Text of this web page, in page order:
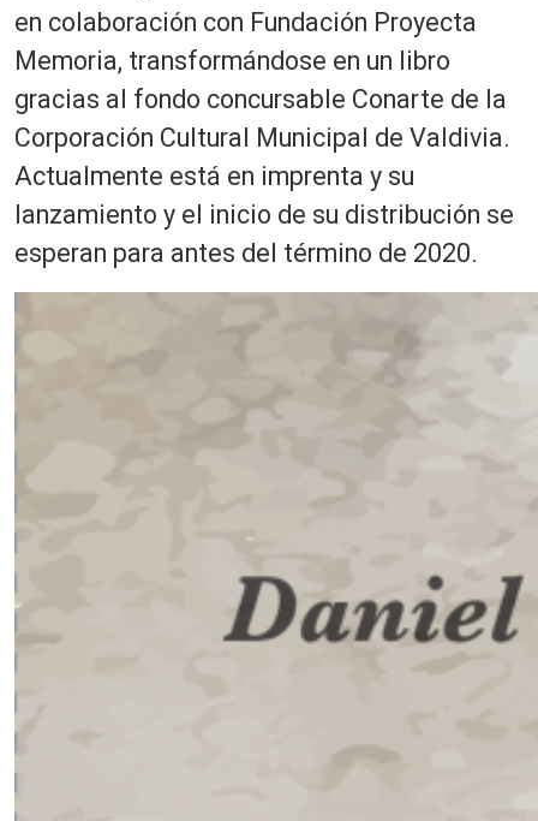
en colaboración con Fundación Proyecta
Memoria, transformándose en un libro
gracias al fondo concursable Conarte de la
Corporación Cultural Municipal de Valdivia.
Actualmente está en imprenta y su
lanzamiento y el inicio de su distribución se
esperan para antes del término de 2020.